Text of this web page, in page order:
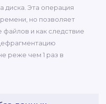
диска. Эта операция
но позволяет
файлов и как следствие
реже чем 1 раз в